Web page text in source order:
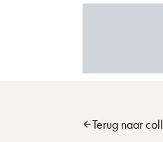
Skip to main content
arrow_backTerug naar